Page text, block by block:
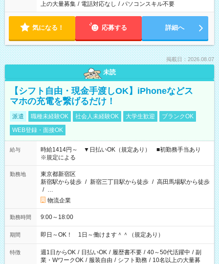
上の大量募集 / 電話対応なし / パソコンスキル不要
気になる！ 応募する 詳細へ
掲載日：2026.08.07
未読
【シフト自由・現金手渡しOK】iPhoneなどス
マホの充電を繋げるだけ！
派遣 職種未経験OK 社会人未経験OK 大学生歓迎
ブランクOK
WEB登録・面接OK
給与
時給1414円～ ▼日払いOK（規定あり） ■初勤務手当あり
※規定による
勤務地
東京都新宿区
新宿駅から徒歩 / 新宿三丁目駅から徒歩 / 高田馬場駅から徒歩
/ …
物流企業
勤務時間 9:00～18:00
期間 即日～OK！ 1日～働けます＾＾（規定あり）
特徴 週1日からOK / 日払いOK / 履歴書不要 / 40～50代活躍中 / 副
業・WワークOK / 服装自由 / シフト勤務 / 10名以上の大量募